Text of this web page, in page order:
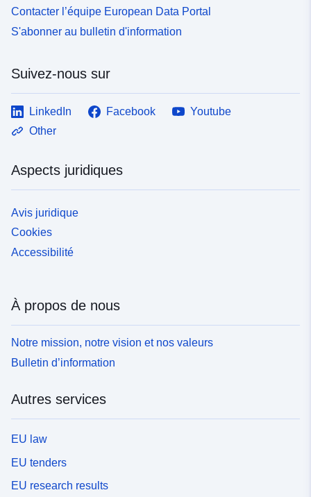
Contacter l’équipe European Data Portal
S'abonner au bulletin d'information
Suivez-nous sur
LinkedIn Facebook
Youtube
Other
Aspects juridiques
Avis juridique
Cookies
Accessibilité
À propos de nous
Notre mission, notre vision et nos valeurs
Bulletin d’information
Autres services
EU law
EU tenders
EU research results